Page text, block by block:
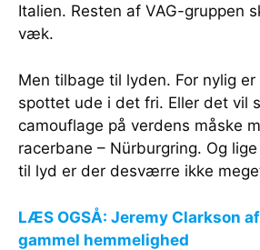
Italien. Resten af VAG-gruppen
væk.
Men tilbage til lyden. For nylig
spottet ude i det fri. Eller det vil
camouflage på verdens måske
racerbane – Nürburgring. Og
til lyd er der desværre ikke
LÆS OGSÅ: Jeremy Clarkson
gammel hemmelighed